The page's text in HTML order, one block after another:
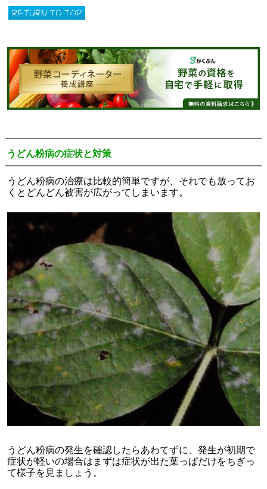
のページの先頭へ
うどん粉病の症状と対策
うどん粉病の治療は比較的簡単ですが、それでも放ってお
くとどんどん被害が広がってしまいます。
うどん粉病の発生を確認したらあわてずに、発生が初期で
症状が軽いの場合はまずは症状が出た葉っぱだけをちぎっ
て様子を見ましょう。